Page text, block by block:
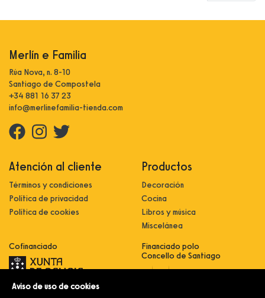
Merlín e Familia
Rúa Nova, n. 8-10
Santiago de Compostela
+34 881 16 37 23
info@merlinefamilia-tienda.com
Atención al cliente
Términos y condiciones
Política de privacidad
Política de cookies
Productos
Decoración
Cocina
Libros y música
Miscelánea
Cofinanciado
Innovación, dixitalización e
Financiado polo
Concello de Santiago
Aviso de uso de cookies